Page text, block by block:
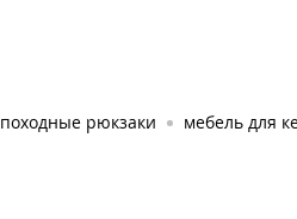
походные рюкзаки
мебель для